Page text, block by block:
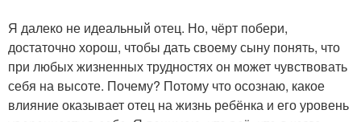
Я далеко не идеальный отец. Но, чёрт побери,
достаточно хорош, чтобы дать своему сыну понять, что
при любых жизненных трудностях он может чувствовать
себя на высоте. Почему? Потому что осознаю, какое
влияние оказывает отец на жизнь ребёнка и его уровень